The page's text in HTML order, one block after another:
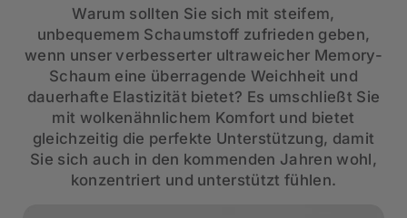
Warum sollten Sie sich mit steifem,
unbequemem Schaumstoff zufrieden geben,
wenn unser verbesserter ultraweicher Memory-
Schaum eine überragende Weichheit und
dauerhafte Elastizität bietet? Es umschließt Sie
mit wolkenähnlichem Komfort und bietet
gleichzeitig die perfekte Unterstützung, damit
Sie sich auch in den kommenden Jahren wohl,
konzentriert und unterstützt fühlen.